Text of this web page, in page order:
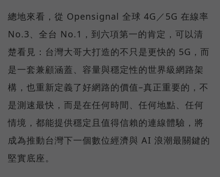
總地來看，從 Opensignal 全球 4G／5G 在線率
No.3、全台 No.1，到六項第一的肯定，可以清
楚看見：台灣大哥大打造的不只是更快的 5G，而
是一套兼顧涵蓋、容量與穩定性的世界級網路架
構，也重新定義了好網路的價值–真正重要的，不
是測速最快，而是在任何時間、任何地點、任何
情境，都能提供穩定且值得信賴的連線體驗，將
成為推動台灣下一個數位經濟與 AI 浪潮最關鍵的
堅實底座。